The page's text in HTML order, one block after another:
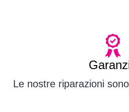
Le nostre riparazioni